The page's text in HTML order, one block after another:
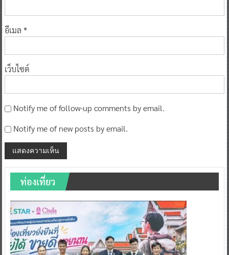
ชื่อ*
อีเมล*
เว็บไซต์
Notify me of follow-up comments by email.
Notify me of new posts by email.
ท่องเที่ยว